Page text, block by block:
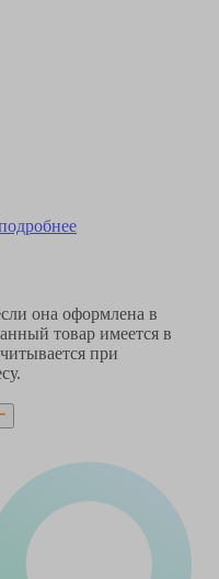
она оформлена в
товар имеется в
при